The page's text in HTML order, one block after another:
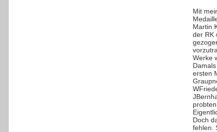
Mit
Martin
der RK
Werke
ersten
Doch
fehlen.